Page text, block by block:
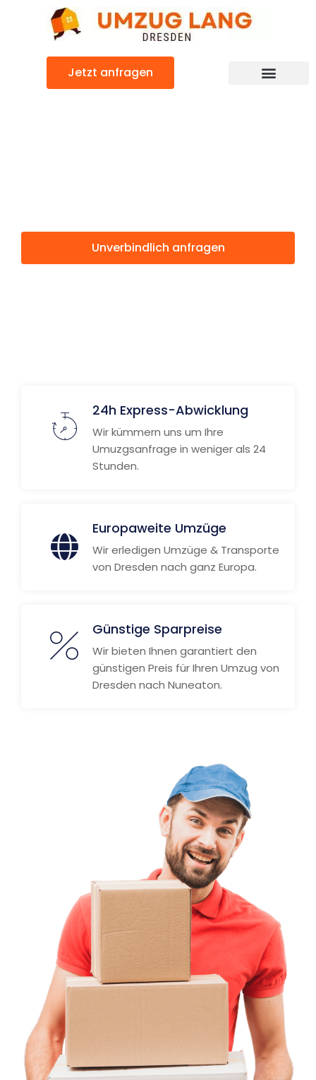
Jetzt anfragen
Unverbindlich anfragen
24h Express-Abwicklung
Wir kümmern uns um Ihre
Umuzgsanfrage in weniger als 24
Stunden.
Europaweite Umzüge
Wir erledigen Umzüge & Transporte
von Dresden nach ganz Europa.
Günstige Sparpreise
Wir bieten Ihnen garantiert den
günstigen Preis für Ihren Umzug von
Dresden nach Nuneaton.